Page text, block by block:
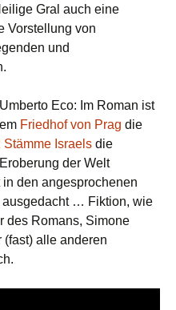
Gral auch eine
Vorstellung von
und
Eco: Im Roman ist
Friedhof von Prag die
Stämme Israels die
der Welt
den angesprochenen
ausgedacht … Fiktion, wie
des Romans, Simone
(fast) alle anderen